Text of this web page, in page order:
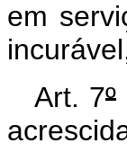
em
Art. 7º